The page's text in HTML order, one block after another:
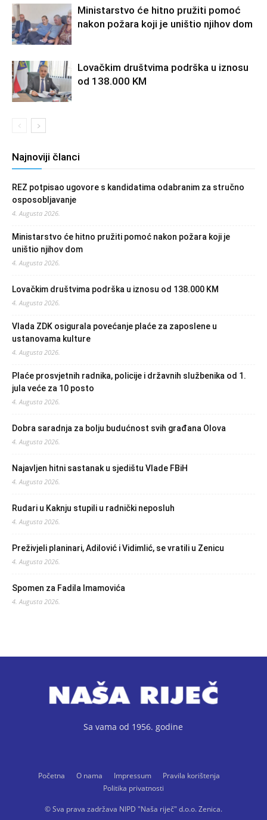
Ministarstvo će hitno pružiti pomoć
nakon požara koji je uništio njihov dom
Lovačkim društvima podrška u iznosu
od 138.000 KM
Najnoviji članci
REZ potpisao ugovore s kandidatima odabranim za stručno
osposobljavanje
4. Augusta 2026.
Ministarstvo će hitno pružiti pomoć nakon požara koji je
uništio njihov dom
4. Augusta 2026.
Lovačkim društvima podrška u iznosu od 138.000 KM
4. Augusta 2026.
Vlada ZDK osigurala povećanje plaće za zaposlene u
ustanovama kulture
4. Augusta 2026.
Plaće prosvjetnih radnika, policije i državnih službenika od 1.
jula veće za 10 posto
4. Augusta 2026.
Dobra saradnja za bolju budućnost svih građana Olova
4. Augusta 2026.
Najavljen hitni sastanak u sjedištu Vlade FBiH
4. Augusta 2026.
Rudari u Kaknju stupili u radnički neposluh
4. Augusta 2026.
Preživjeli planinari, Adilović i Vidimlić, se vratili u Zenicu
4. Augusta 2026.
Spomen za Fadila Imamovića
4. Augusta 2026.
Sa vama od 1956. godine
Početna O nama Impressum
Pravila korištenja
Politika privatnosti
© Sva prava zadržava NIPD "Naša riječ" d.o.o. Zenica.